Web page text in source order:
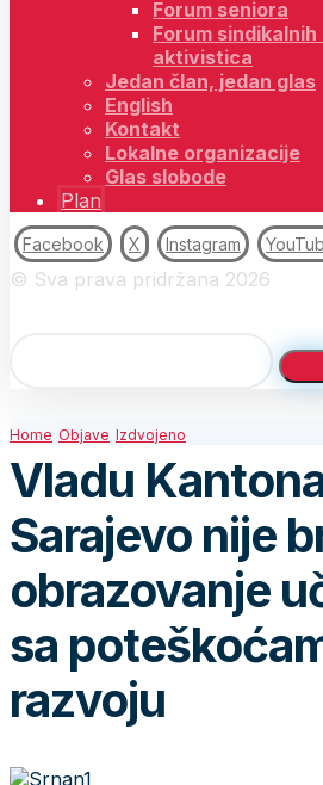
Forum seniora
Forum
aktivistica
Jedan član, jedan glas
English
Kontakt
Lokalne organizacije
Glas slobode
Plan
Facebook X Instagram
© Sva prava pridržana 2026
Home Objave Izdvojeno
Vladu
Sarajevo nije
obrazovanje
sa
razvoju